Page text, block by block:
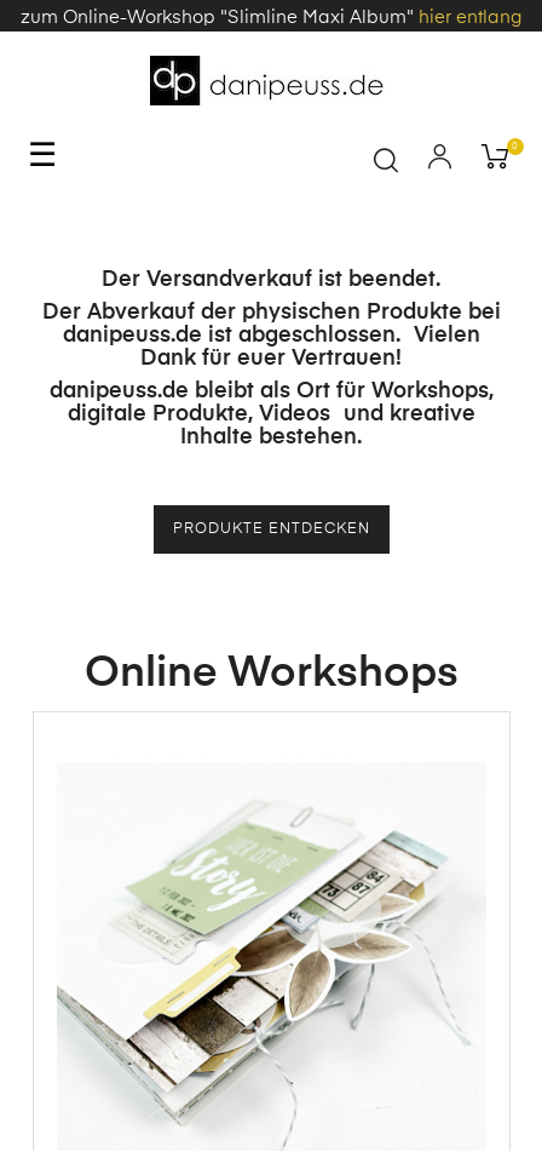
zum Online-Workshop "Slimline Maxi Album" hier entlang
Toggle
☰ 0
Der Versandverkauf ist beendet.
Der Abverkauf der physischen Produkte bei
danipeuss.de ist abgeschlossen. Vielen
Dank für euer Vertrauen!
danipeuss.de bleibt als Ort für Workshops,
digitale Produkte, Videos und kreative
Inhalte bestehen.
PRODUKTE ENTDECKEN
Online Workshops